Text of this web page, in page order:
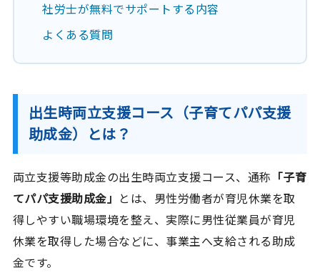
社労士が無料でサポートする内容
よくある質問
出生時両立支援コース（子育てパパ支援
助成金）とは？
両立支援等助成金の出生時両立支援コース、通称 「子育
てパパ支援助成金」 とは、男性労働者が育児休業を取
得しやすい職場環境を整え、実際に男性従業員が育児
休業を取得した場合などに、事業主へ支給される助成
金です。